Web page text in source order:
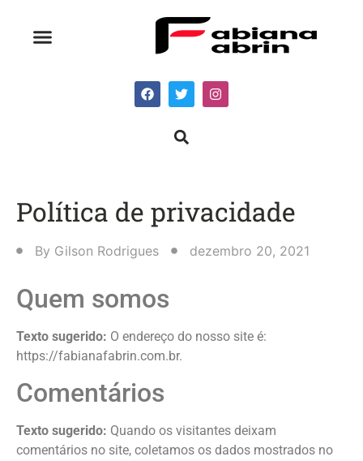
Política de privacidade
By Gilson Rodrigues dezembro 20, 2021
Quem somos
Texto sugerido: O endereço do nosso site é:
https://fabianafabrin.com.br.
Comentários
Texto sugerido: Quando os visitantes deixam
comentários no site, coletamos os dados mostrados no